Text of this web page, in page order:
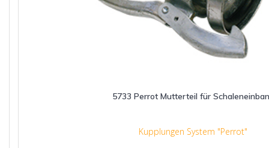
5733 Perrot Mutterteil für
Kupplungen System "Perrot"